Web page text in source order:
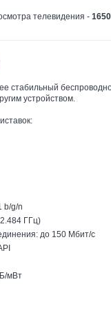
телевидения -
стабильный
устройством.
b/g/n
ГГц)
до 150 Мбит/с
мВт